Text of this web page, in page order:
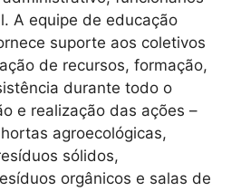
A equipe de educação
suporte aos coletivos
de recursos, formação,
durante todo o
e realização das ações –
agroecológicas,
sólidos,
orgânicos e salas de